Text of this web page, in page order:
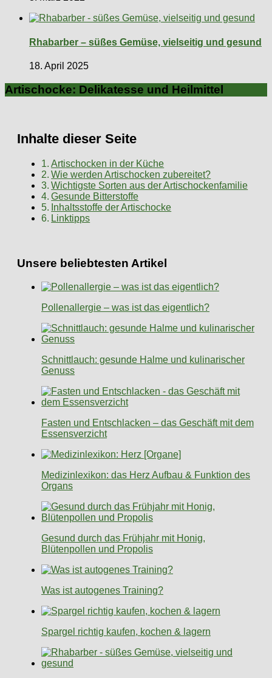
Rhabarber – süßes Gemüse, vielseitig und gesund
18. April 2025
Artischocke: Delikatesse und Heilmittel
Inhalte dieser Seite
Artischocken in der Küche
Wie werden Artischocken zubereitet?
Wichtigste Sorten aus der Artischockenfamilie
Gesunde Bitterstoffe
Inhaltsstoffe der Artischocke
Linktipps
Unsere beliebtesten Artikel
Pollenallergie – was ist das eigentlich?
Schnittlauch: gesunde Halme und kulinarischer
Genuss
Fasten und Entschlacken – das Geschäft mit dem
Essensverzicht
Medizinlexikon: das Herz Aufbau & Funktion des
Organs
Gesund durch das Frühjahr mit Honig,
Blütenpollen und Propolis
Was ist autogenes Training?
Spargel richtig kaufen, kochen & lagern